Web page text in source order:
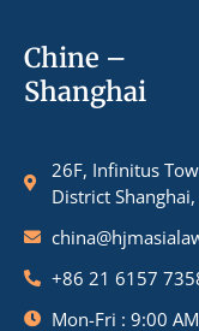
Chine –
Shanghai
26F, Infinitus
District
+86 21 6157
Mon-Fri : 9:00